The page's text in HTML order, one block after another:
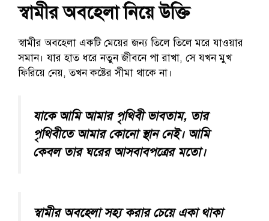
স্বামীর অবহেলা নিয়ে উক্তি
স্বামীর অবহেলা একটি মেয়ের জন্য তিলে তিলে মরে যাওয়ার
সমান। যার হাত ধরে নতুন জীবনে পা রাখা, সে যখন মুখ
ফিরিয়ে নেয়, তখন কষ্টের সীমা থাকে না।
যাকে আমি আমার পৃথিবী ভাবতাম, তার
পৃথিবীতে আমার কোনো স্থান নেই। আমি
কেবল তার ঘরের আসবাবপত্রের মতো।
স্বামীর অবহেলা সহ্য করার চেয়ে একা থাকা